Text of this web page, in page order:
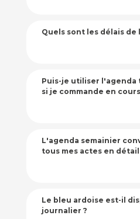
Quels sont les délais de
Puis-je utiliser l'agenda
si je commande en
L'agenda semainier
tous mes actes en détail
Le bleu ardoise est-il
journalier ?